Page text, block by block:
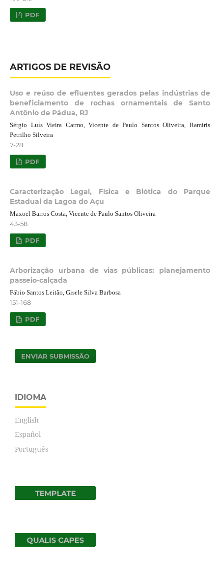
PDF
ARTIGOS DE REVISÃO
Uso e reúso de efluentes gerados pelas indústrias de
beneficiamento de rochas ornamentais de Santo
Antônio de Pádua, RJ
Sérgio Luís Vieira Carmo, Vicente de Paulo Santos Oliveira, Ramiris
Petrilho Silveira
7-28
PDF
Caracterização Legal, Física e Biótica do Parque
Estadual da Lagoa do Açu
Maxoel Barros Costa, Vicente de Paulo Santos Oliveira
43-58
PDF
Arborização urbana de vias públicas: planejamento
passeio-calçada
Fábio Santos Leitão, Gisele Silva Barbosa
151-168
PDF
ENVIAR SUBMISSÃO
IDIOMA
English
Español
Português